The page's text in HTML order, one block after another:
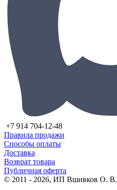
+7 914 704-12-48
Правила продажи
Способы оплаты
Доставка
Возврат товара
Публичная оферта
© 2011 - 2026, ИП Вшивков О. В.